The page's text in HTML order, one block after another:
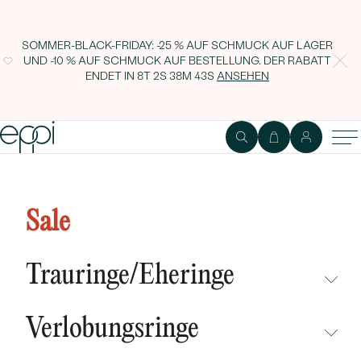
SOMMER-BLACK-FRIDAY: -25 % AUF SCHMUCK AUF LAGER
UND -10 % AUF SCHMUCK AUF BESTELLUNG. DER RABATT
ENDET IN 8T 2S 38M 42S ANSEHEN
Sale
Trauringe/Eheringe
NEUHEITEN
Verlobungsringe
Vivid Yellow Oval Diamant